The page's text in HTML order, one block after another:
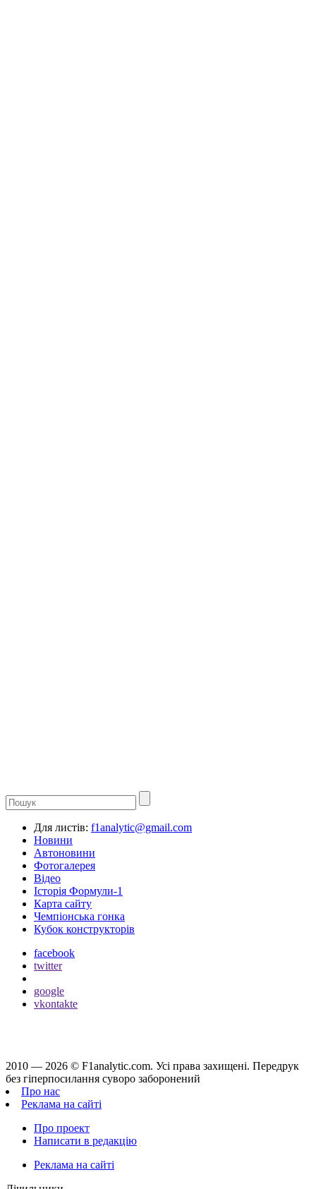
Для листів: f1analytic@gmail.com
Новини
Автоновини
Фотогалерея
Відео
Історія Формули-1
Карта сайту
Чемпіонська гонка
Кубок конструкторів
facebook
twitter
google
vkontakte
2010 — 2026 © F1analytic.com. Усi права захищенi. Передрук
без гіперпосилання суворо заборонений
Про нас
Реклама на сайті
Про проект
Написати в редакцію
Реклама на сайті